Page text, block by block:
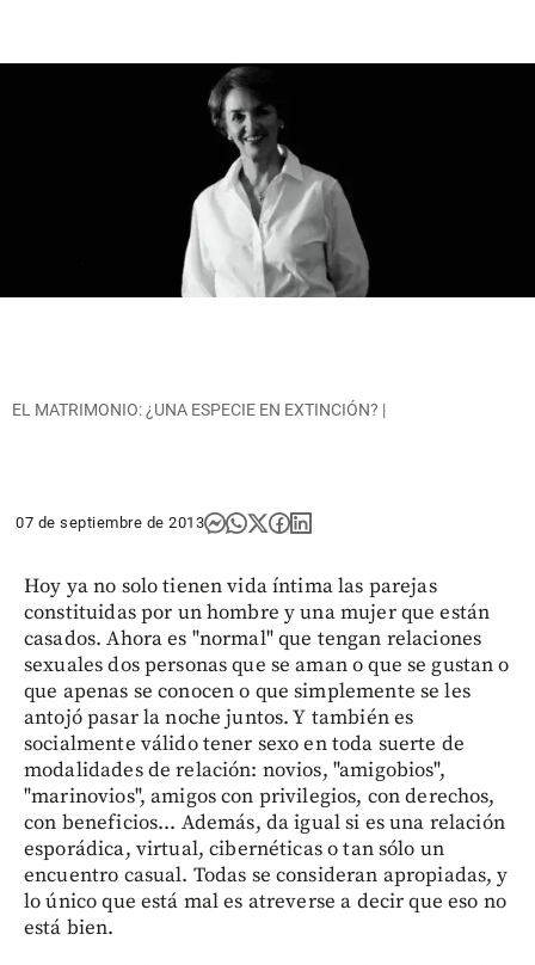
EL MATRIMONIO: ¿UNA ESPECIE EN EXTINCIÓN? |
07 de septiembre de 2013
Hoy ya no solo tienen vida íntima las parejas
constituidas por un hombre y una mujer que están
casados. Ahora es "normal" que tengan relaciones
sexuales dos personas que se aman o que se gustan o
que apenas se conocen o que simplemente se les
antojó pasar la noche juntos. Y también es
socialmente válido tener sexo en toda suerte de
modalidades de relación: novios, "amigobios",
"marinovios", amigos con privilegios, con derechos,
con beneficios... Además, da igual si es una relación
esporádica, virtual, cibernéticas o tan sólo un
encuentro casual. Todas se consideran apropiadas, y
lo único que está mal es atreverse a decir que eso no
está bien.